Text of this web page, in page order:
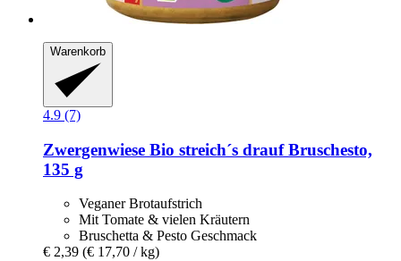
Warenkorb
4.9 (7)
Zwergenwiese Bio streich´s drauf Bruschesto,
135 g
Veganer Brotaufstrich
Mit Tomate & vielen Kräutern
Bruschetta & Pesto Geschmack
€ 2,39 (€ 17,70 / kg)